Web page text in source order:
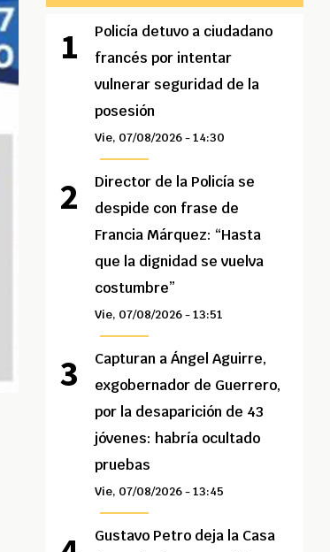
Policía detuvo a ciudadano
francés por intentar
vulnerar seguridad de la
posesión
Vie, 07/08/2026 - 14:30
Director de la Policía se
despide con frase de
Francia Márquez: “Hasta
que la dignidad se vuelva
costumbre”
Vie, 07/08/2026 - 13:51
Capturan a Ángel Aguirre,
exgobernador de Guerrero,
por la desaparición de 43
jóvenes: habría ocultado
pruebas
Vie, 07/08/2026 - 13:45
Gustavo Petro deja la Casa